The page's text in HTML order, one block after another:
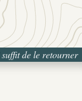
de le retourner